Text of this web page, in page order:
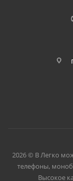
2026 © В Легко
телефоны,
Высокое